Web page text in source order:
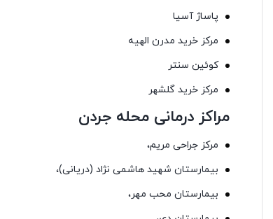
پاساژ آسیا
مرکز خرید مدرن الهیه
کوئین سنتر
مرکز خرید گلشهر
مراکز درمانی محله جردن
مرکز جراحی مریم،
بیمارستان شهید هاشمی نژاد (دریانی)،
بیمارستان محب مهر،